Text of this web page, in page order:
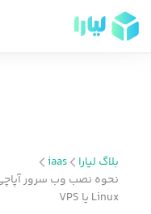
بلاگ لیارا
iaas
Linux یا VPS